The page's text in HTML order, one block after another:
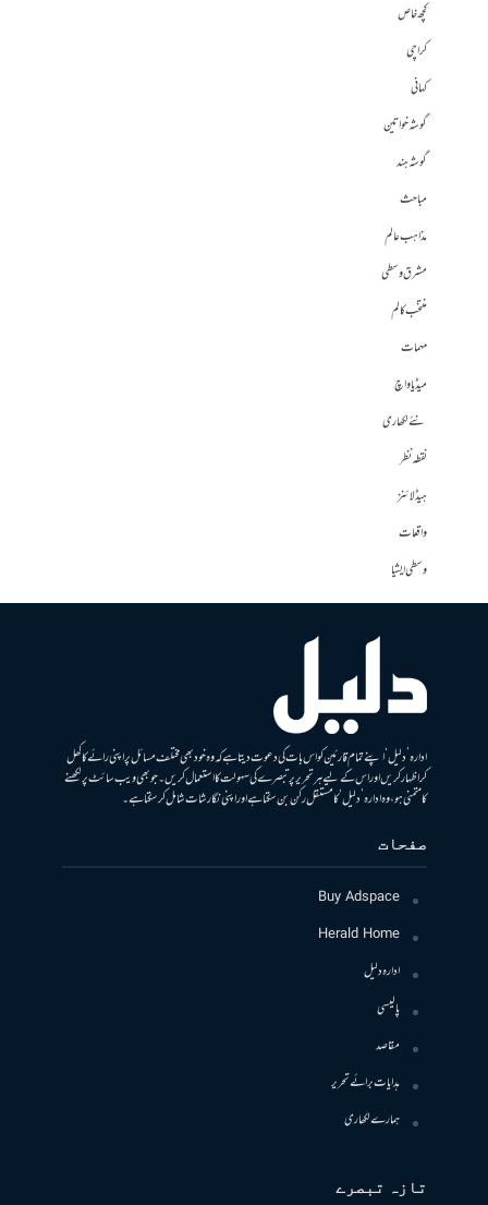
کچھ خاص
کراچی
کہانی
گوشہ خواتین
گوشہ ہند
مباحث
مذاہب عالم
مشرق وسطی
منتخب کالم
مہمات
میڈیا واچ
نئے لکھاری
نقطہ نظر
ہیڈلائنز
واقعات
وسطی ایشیا
ادارہ ’دلیل‘ اپنے تمام قارئین کو اس بات کی دعوت دیتا ہے کہ وہ خود بھی مختلف مسائل پر اپنی رائے کا کھل
کر اظہار کریں اور اس کے لیے ہر تحریر پر تبصرے کی سہولت کا استعمال کریں۔ جو بھی ویب سائٹ پر لکھنے
کا متمنی ہو، وہ ادارہ ’دلیل‘ کا مستقل رکن بن سکتا ہے اور اپنی نگارشات شامل کرسکتا ہے۔
صفحات
Buy Adspace
Herald Home
ادارہ دلیل
پالیسی
مقاصد
ہدایات برائے تحریر
ہمارے لکھاری
تازہ تبصرے